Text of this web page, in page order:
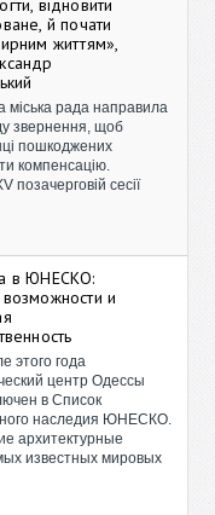
відновити
й почати
життям»,
міська рада направила
звернення, щоб
пошкоджених
компенсацію.
позачерговій сесії
в ЮНЕСКО:
и
этого года
центр Одессы
в Список
наследия ЮНЕСКО.
архитектурные
известных мировых